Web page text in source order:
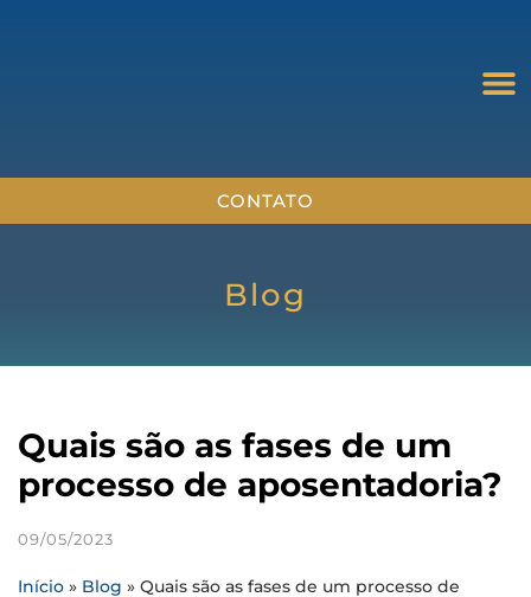
CONTATO
Blog
Quais são as fases de um
processo de aposentadoria?
09/05/2023
Início » Blog » Quais são as fases de um processo de